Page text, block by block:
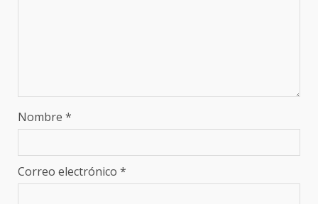
Nombre *
Correo electrónico *